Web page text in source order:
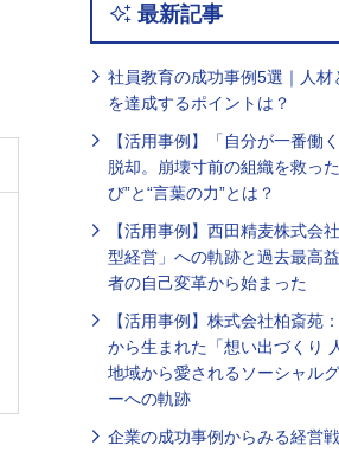
最新記事
社員教育の成功事例5選｜人材
を達成するポイントは？
【活用事例】「自分が一番働
脱却。崩壊寸前の組織を救っ
び”と“言葉の力”とは？
【活用事例】西田精麦株式会
型経営」への軌跡と過去最高
者の自己変革から始まった
【活用事例】株式会社柏斎苑
から生まれた「想い出づくり
地域から愛されるソーシャル
ーへの軌跡
企業の成功事例からみる経営